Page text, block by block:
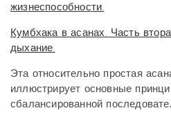
жизнеспособности.
Кумбхака в асанах. Часть
дыхание​.
Эта относительно простая
иллюстрирует основные
сбалансированной